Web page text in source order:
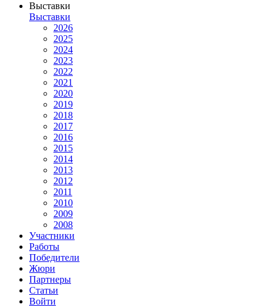
Выставки
Выставки
2026
2025
2024
2023
2022
2021
2020
2019
2018
2017
2016
2015
2014
2013
2012
2011
2010
2009
2008
Участники
Работы
Победители
Жюри
Партнеры
Статьи
Войти